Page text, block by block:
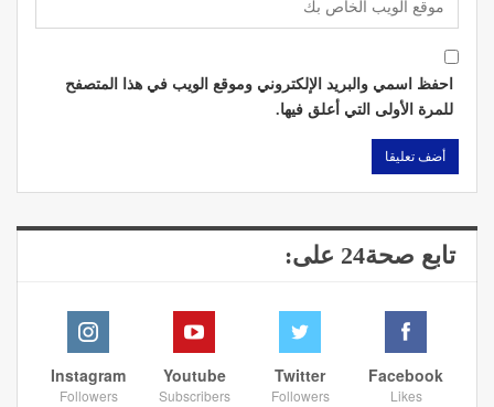
احفظ اسمي والبريد الإلكتروني وموقع الويب في هذا المتصفح
للمرة الأولى التي أعلق فيها.
تابع صحة24 على:
Facebook
Likes
Twitter
Followers
Youtube
Subscribers
Instagram
Followers